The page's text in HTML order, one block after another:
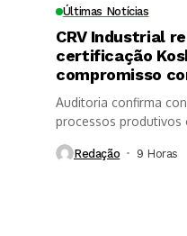
Últimas Notícias
CRV Industrial
certificação
compromisso
Auditoria confirma
processos produtivos
Redação 9 Horas ⁮